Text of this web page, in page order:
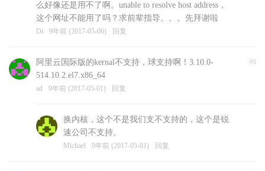
么好像还是用不了啊。unable to resolve host address，
这个网址不能用了吗？求前辈指导。。。先拜谢啦
Di 9年前 (2017-05-06) 回复
#0
阿里云国际版的kernal不支持，球支持啊！3.10.0-
514.10.2.el7.x86_64
ad 9年前 (2017-05-01) 回复
换内核，这个不是我们支不支持的，这个是锐
速公司不支持。
Michael 9年前 (2017-05-01) 回复